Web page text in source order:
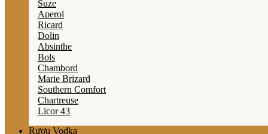
Suze
Aperol
Ricard
Dolin
Absinthe
Bols
Chambord
Marie Brizard
Southern Comfort
Chartreuse
Licor 43
Rượu Vodka